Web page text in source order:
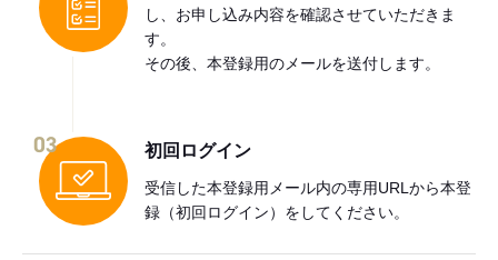
し、お申し込み内容を確認させていただきま
す。
その後、本登録用のメールを送付します。
03 初回ログイン
受信した本登録用メール内の専用URLから本登
録（初回ログイン）をしてください。